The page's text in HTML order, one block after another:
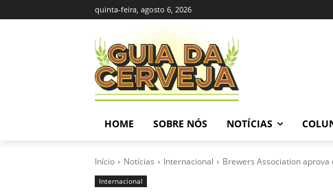
quinta-feira, agosto 6, 2026
HOME SOBRE NÓS NOTÍCIAS
Início Notícias Internacional Brewers Association
Internacional